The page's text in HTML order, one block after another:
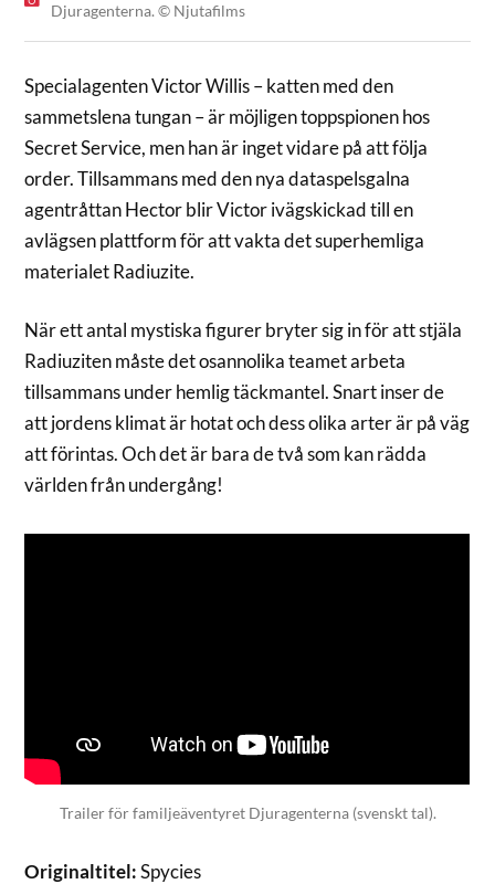
Djuragenterna. © Njutafilms
Specialagenten Victor Willis – katten med den
sammetslena tungan – är möjligen toppspionen hos
Secret Service, men han är inget vidare på att följa
order. Tillsammans med den nya dataspelsgalna
agentråttan Hector blir Victor ivägskickad till en
avlägsen plattform för att vakta det superhemliga
materialet Radiuzite.
När ett antal mystiska figurer bryter sig in för att stjäla
Radiuziten måste det osannolika teamet arbeta
tillsammans under hemlig täckmantel. Snart inser de
att jordens klimat är hotat och dess olika arter är på väg
att förintas. Och det är bara de två som kan rädda
världen från undergång!
Trailer för familjeäventyret Djuragenterna (svenskt tal).
Originaltitel:Spycies